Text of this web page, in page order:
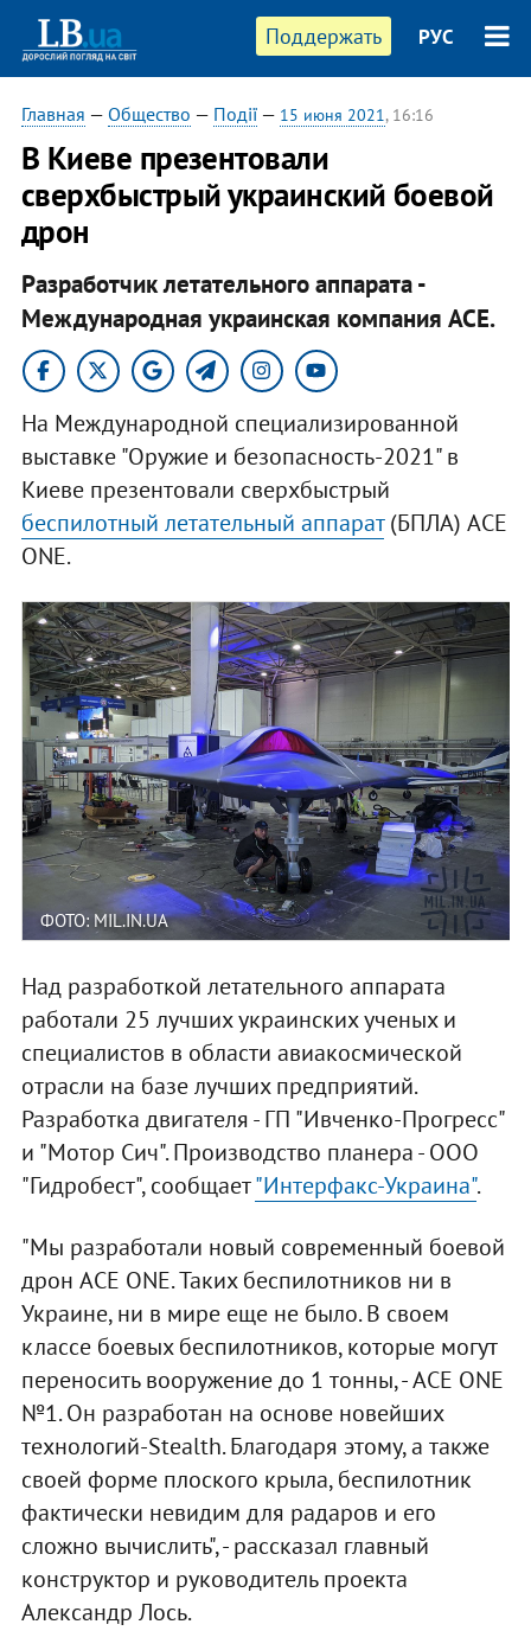
Поддержать РУС
Главная — Общество — Події— 15 июня 2021, 16:16
В Киеве презентовали
сверхбыстрый украинский боевой
дрон
Разработчик летательного аппарата -
Международная украинская компания ACE.
На Международной специализированной
выставке "Оружие и безопасность-2021" в
Киеве презентовали сверхбыстрый
беспилотный летательный аппарат(БПЛА) ACE
ONE.
ФОТО: MIL.IN.UA
Над разработкой летательного аппарата
работали 25 лучших украинских ученых и
специалистов в области авиакосмической
отрасли на базе лучших предприятий.
Разработка двигателя - ГП "Ивченко-Прогресс"
и "Мотор Сич". Производство планера - ООО
"Гидробест", сообщает"Интерфакс-Украина".
"Мы разработали новый современный боевой
дрон ACE ONE. Таких беспилотников ни в
Украине, ни в мире еще не было. В своем
классе боевых беспилотников, которые могут
переносить вооружение до 1 тонны, - ACE ONE
№1. Он разработан на основе новейших
технологий-Stealth. Благодаря этому, а также
своей форме плоского крыла, беспилотник
фактически невидим для радаров и его
сложно вычислить", - рассказал главный
конструктор и руководитель проекта
Александр Лось.